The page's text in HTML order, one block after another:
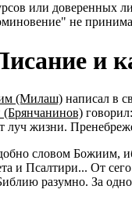
или доверенных
не
и
(Милаш) написал в
(Брянчанинов) говорил:
луч жизни.
словом Божиим,
и Псалтири... От
разумно. За